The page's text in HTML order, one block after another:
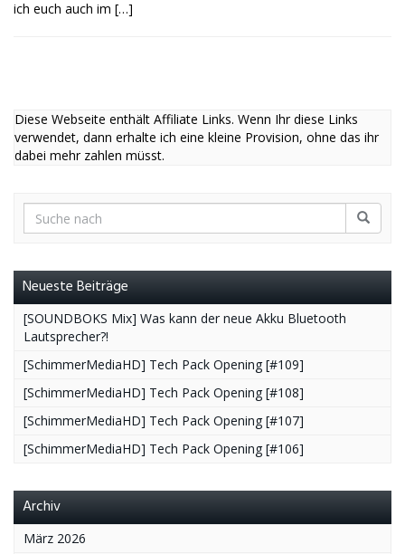
ich euch auch im […]
Diese Webseite enthält Affiliate Links. Wenn Ihr diese Links
verwendet, dann erhalte ich eine kleine Provision, ohne das ihr
dabei mehr zahlen müsst.
Neueste Beiträge
[SOUNDBOKS Mix] Was kann der neue Akku Bluetooth
Lautsprecher?!
[SchimmerMediaHD] Tech Pack Opening [#109]
[SchimmerMediaHD] Tech Pack Opening [#108]
[SchimmerMediaHD] Tech Pack Opening [#107]
[SchimmerMediaHD] Tech Pack Opening [#106]
Archiv
März 2026